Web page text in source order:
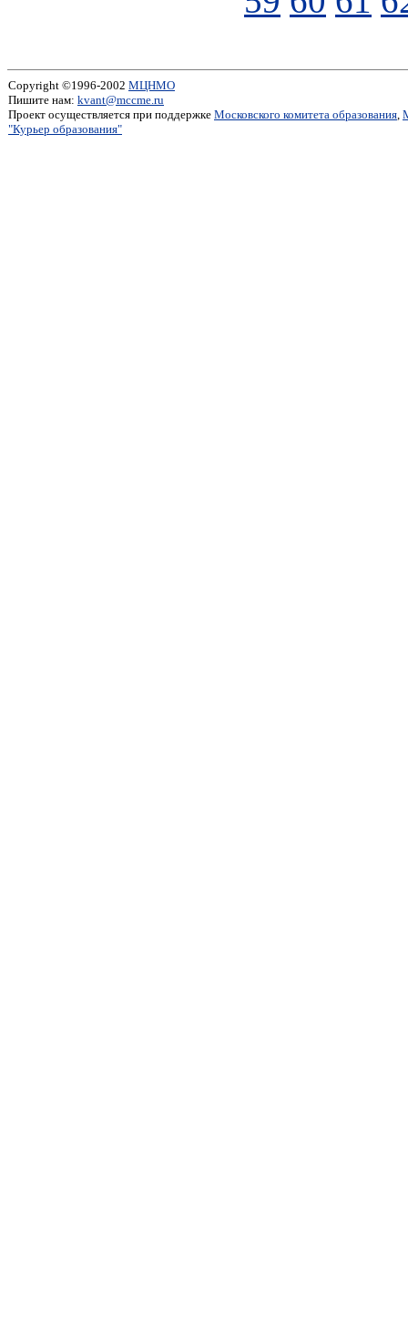
Copyright ©1996-2002 МЦНМО
Пишите нам: kvant@mccme.ru
Проект осуществляется при поддержке Московского комитета образования,
"Курьер образования"